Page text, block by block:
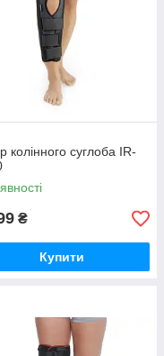
колінного суглоба IR-
₴
Купити